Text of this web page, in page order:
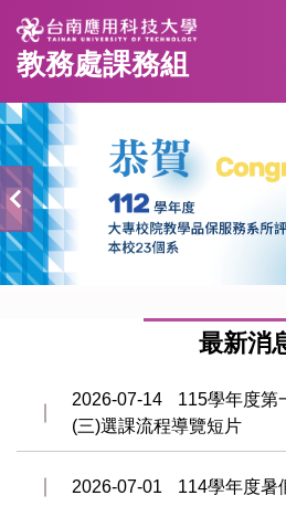
跳
到
主
內
容
區
教務處課務組
最新消
2026-07-14
115學年度第
(三)選課流程導覽短片
2026-07-01 114學年度暑